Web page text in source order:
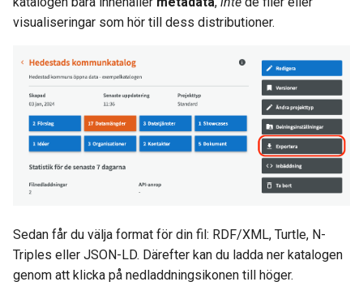
visualiseringar som hör till dess distributioner.
Sedan får du välja format för din fil: RDF/XML, Turtle, N-
Triples eller JSON-LD. Därefter kan du ladda ner katalogen
genom att klicka på nedladdningsikonen till höger.